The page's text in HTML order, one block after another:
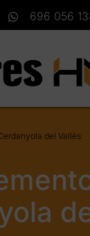
696 056
del Vallès